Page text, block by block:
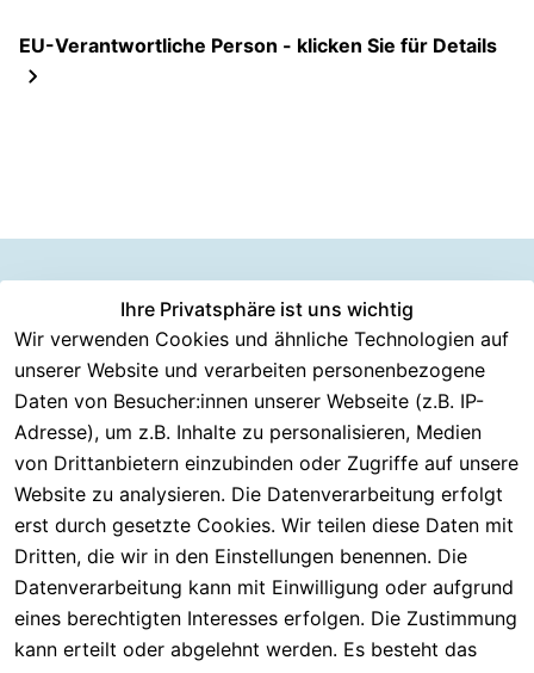
EU-Verantwortliche Person - klicken Sie für Details
Ihre Privatsphäre ist uns wichtig
Wir verwenden Cookies und ähnliche Technologien auf
unserer Website und verarbeiten personenbezogene
Daten von Besucher:innen unserer Webseite (z.B. IP-
Adresse), um z.B. Inhalte zu personalisieren, Medien
von Drittanbietern einzubinden oder Zugriffe auf unsere
Website zu analysieren. Die Datenverarbeitung erfolgt
erst durch gesetzte Cookies. Wir teilen diese Daten mit
Dritten, die wir in den Einstellungen benennen. Die
Datenverarbeitung kann mit Einwilligung oder aufgrund
eines berechtigten Interesses erfolgen. Die Zustimmung
kann erteilt oder abgelehnt werden. Es besteht das
Rechtliches
AGB
Impressum
Datenschutzer
klärung
Barrierefreiheit
Widerrufsrech
t
Kundenserv
ice
Häufige
Fragen
Kontakt
Registrieren
Serviceverspr
echen
Rückgabe &
30 Tage
testen
Versand &
Information
en
Über CMK
Versand
Batterieentsor
gung
Eektrogeräte-
Entsorgung
Versanddie
nstleister
DHL
DPD